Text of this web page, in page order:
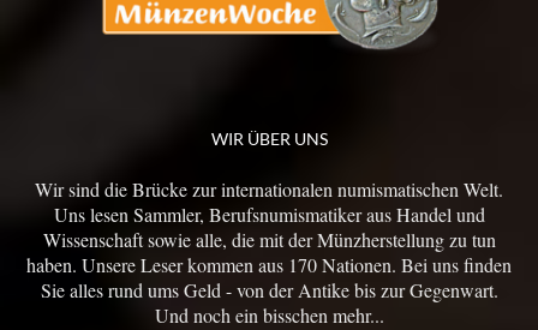
WIR ÜBER UNS
Wir sind die Brücke zur internationalen numismatischen Welt.
Uns lesen Sammler, Berufsnumismatiker aus Handel und
Wissenschaft sowie alle, die mit der Münzherstellung zu tun
haben. Unsere Leser kommen aus 170 Nationen. Bei uns finden
Sie alles rund ums Geld - von der Antike bis zur Gegenwart.
Und noch ein bisschen mehr...